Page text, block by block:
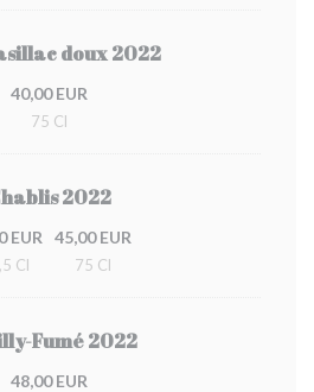
doux 2022
40,00 EUR
75 Cl
2022
EUR
Cl
45,00 EUR
75 Cl
Fumé 2022
48,00 EUR